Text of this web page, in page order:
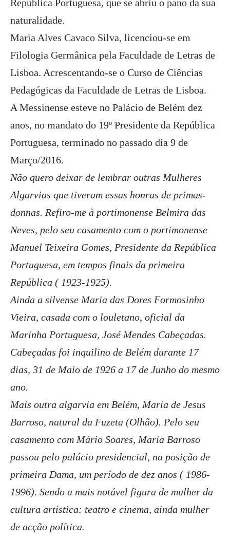
República Portuguesa, que se abriu o pano da sua
naturalidade.
Maria Alves Cavaco Silva, licenciou-se em
Filologia Germânica pela Faculdade de Letras de
Lisboa. Acrescentando-se o Curso de Ciências
Pedagógicas da Faculdade de Letras de Lisboa.
A Messinense esteve no Palácio de Belém dez
anos, no mandato do 19º Presidente da República
Portuguesa, terminado no passado dia 9 de
Março/2016.
Não quero deixar de lembrar outras Mulheres
Algarvias que tiveram essas honras de primas-
donnas. Refiro-me à portimonense Belmira das
Neves, pelo seu casamento com o portimonense
Manuel Teixeira Gomes, Presidente da República
Portuguesa, em tempos finais da primeira
República ( 1923-1925).
Ainda a silvense Maria das Dores Formosinho
Vieira, casada com o louletano, oficial da
Marinha Portuguesa, José Mendes Cabeçadas.
Cabeçadas foi inquilino de Belém durante 17
dias, 31 de Maio de 1926 a 17 de Junho do mesmo
ano.
Mais outra algarvia em Belém, Maria de Jesus
Barroso, natural da Fuzeta (Olhão). Pelo seu
casamento com Mário Soares, Maria Barroso
passou pelo palácio presidencial, na posição de
primeira Dama, um período de dez anos ( 1986-
1996). Sendo a mais notável figura de mulher da
cultura artística: teatro e cinema, ainda mulher
de acção política.